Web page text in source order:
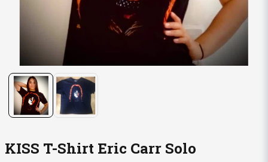
KISS T-Shirt Eric Carr Solo